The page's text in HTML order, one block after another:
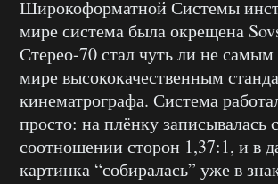
Широкоформатной Системы
мире система была окрещена
Стерео-70 стал чуть ли не
мире высококачественным
кинематрографа. Система
просто: на плёнку записывалась
соотношении сторон 1,37:1, и в
картинка “собиралась” уже в